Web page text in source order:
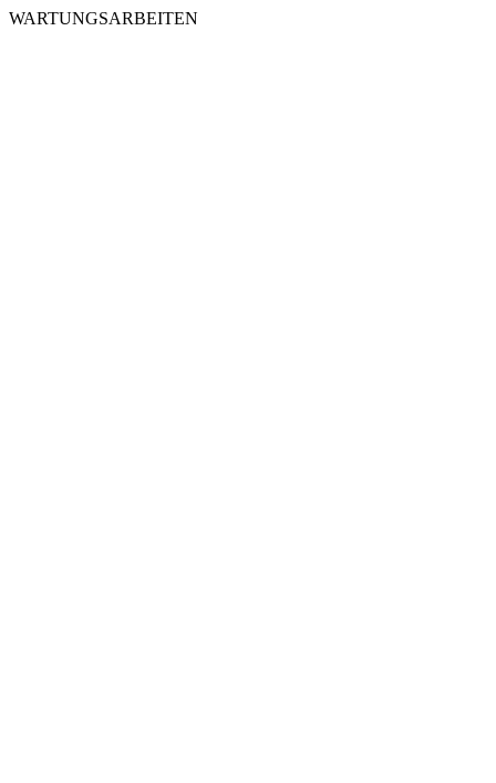
WARTUNGSARBEITEN